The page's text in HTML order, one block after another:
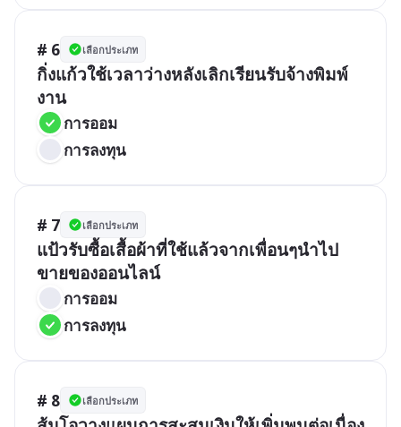
# 6 เลือกประเภท
กิ่งแก้วใช้เวลาว่างหลังเลิกเรียนรับจ้างพิมพ์
งาน
การออม
การลงทุน
# 7 เลือกประเภท
แป้วรับซื้อเสื้อผ้าที่ใช้แล้วจากเพื่อนๆนำไป
ขายของออนไลน์
การออม
การลงทุน
# 8 เลือกประเภท